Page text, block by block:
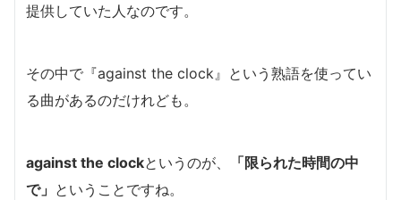
提供していた人なのです。
その中で『against the clock』 という熟語を使ってい
る曲があるのだけれども。
against the clockというのが、
「限られた時間の中
で」 ということですね。